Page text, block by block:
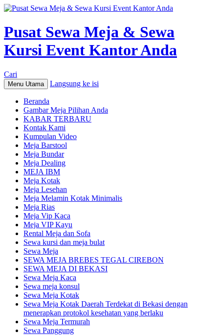
Pusat Sewa Meja & Sewa
Kursi Event Kantor Anda
Cari
Menu Utama Langsung ke isi
Beranda
Gambar Meja Pilihan Anda
KABAR TERBARU
Kontak Kami
Kumpulan Video
Meja Barstool
Meja Bundar
Meja Dealing
MEJA IBM
Meja Kotak
Meja Lesehan
Meja Melamin Kotak Minimalis
Meja Rias
Meja Vip Kaca
Meja VIP Kayu
Rental Meja dan Sofa
Sewa kursi dan meja bulat
Sewa Meja
SEWA MEJA BREBES TEGAL CIREBON
SEWA MEJA DI BEKASI
Sewa Meja Kaca
Sewa meja konsul
Sewa Meja Kotak
Sewa Meja Kotak Daerah Terdekat di Bekasi dengan
menerapkan protokol kesehatan yang berlaku
Sewa Meja Termurah
Sewa Panggung